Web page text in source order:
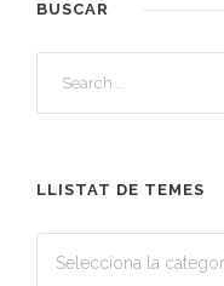
BUSCAR
LLISTAT DE TEMES